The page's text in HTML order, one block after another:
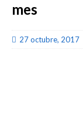
mes
27 octubre, 2017